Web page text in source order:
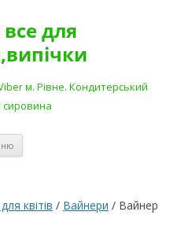
все для
м. Рівне. Кондитерський
сировина
квітів / Вайнери / Вайнер